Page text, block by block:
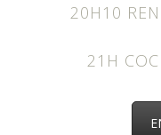
20H10
21H